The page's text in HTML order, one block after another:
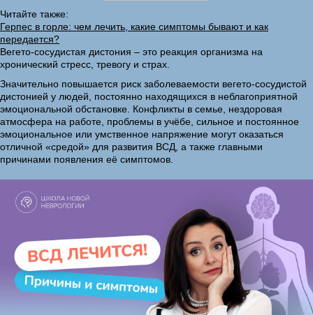
Читайте также:
Герпес в горле: чем лечить, какие симптомы бывают и как
передается?
Вегето-сосудистая дистония – это реакция организма на
хронический стресс, тревогу и страх.
Значительно повышается риск заболеваемости вегето-сосудистой
дистонией у людей, постоянно находящихся в неблагоприятной
эмоциональной обстановке. Конфликты в семье, нездоровая
атмосфера на работе, проблемы в учёбе, сильное и постоянное
эмоциональное или умственное напряжение могут оказаться
отличной «средой» для развития ВСД, а также главными
причинами появления её симптомов.